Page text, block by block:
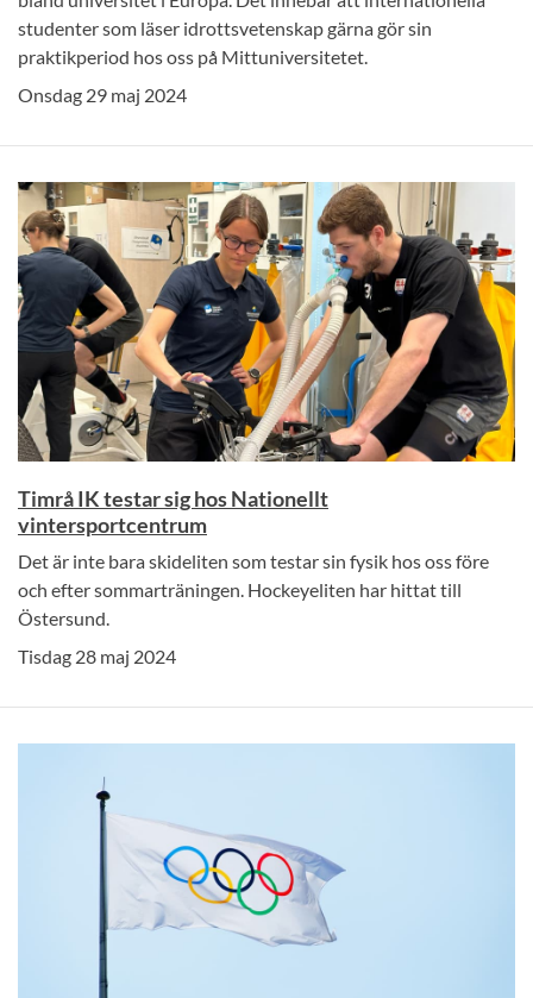
studenter som läser idrottsvetenskap gärna gör sin
praktikperiod hos oss på Mittuniversitetet.
Onsdag 29 maj 2024
Timrå IK testar sig hos Nationellt
vintersportcentrum
Det är inte bara skideliten som testar sin fysik hos oss före
och efter sommarträningen. Hockeyeliten har hittat till
Östersund.
Tisdag 28 maj 2024